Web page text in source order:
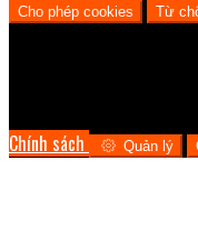
Cho phép cookies Từ
Chính sách
Quản lý